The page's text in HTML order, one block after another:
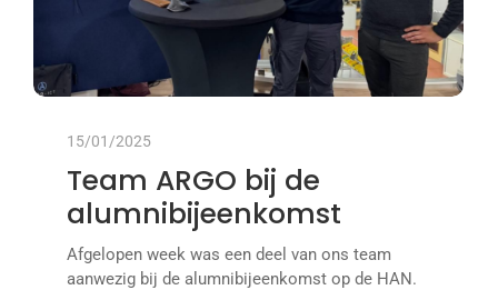
15/01/2025
Team ARGO bij de
alumnibijeenkomst
Afgelopen week was een deel van ons team
aanwezig bij de alumnibijeenkomst op de HAN.